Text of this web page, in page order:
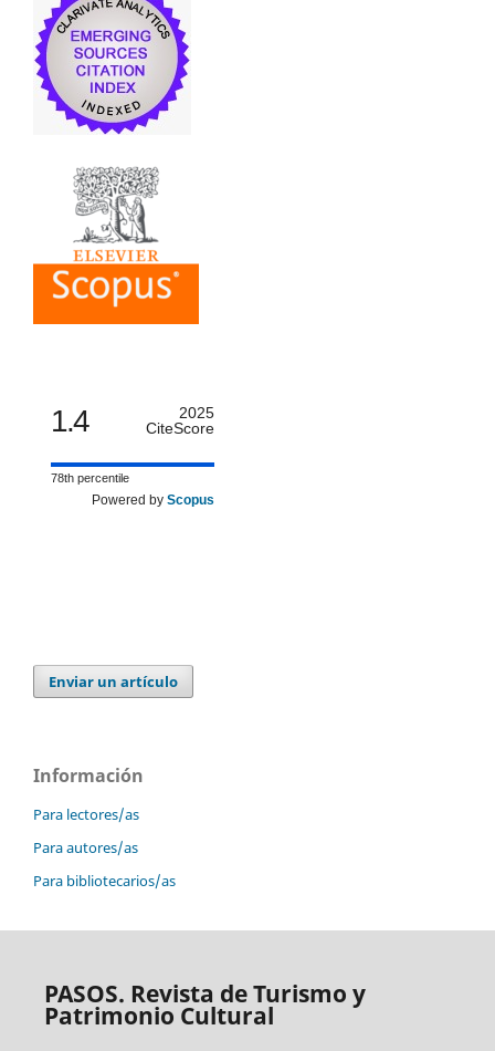
1.4
2025
CiteScore
78th percentile
Powered by Scopus
Enviar un artículo
Información
Para lectores/as
Para autores/as
Para bibliotecarios/as
PASOS. Revista de Turismo y
Patrimonio Cultural